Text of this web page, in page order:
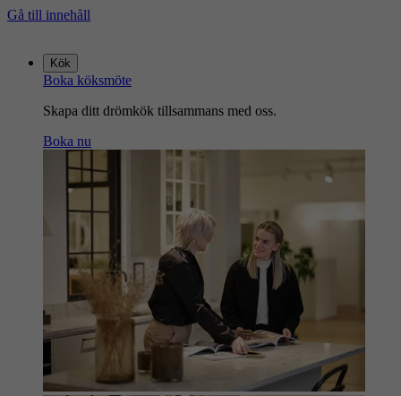
Gå till innehåll
startsidan
Kök
Boka köksmöte
Skapa ditt drömkök tillsammans med oss.
Boka nu